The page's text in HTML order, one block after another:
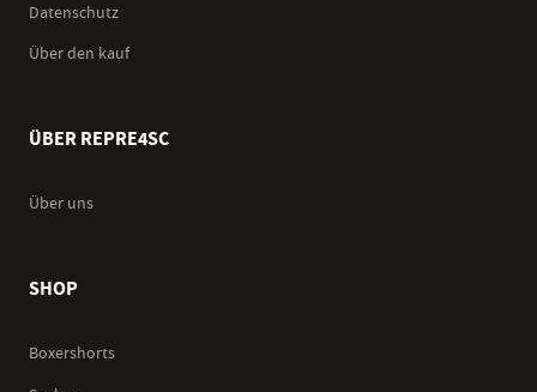
Datenschutz
Über den kauf
ÜBER REPRE4SC
Über uns
SHOP
Boxershorts